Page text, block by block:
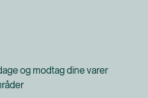
og modtag dine varer